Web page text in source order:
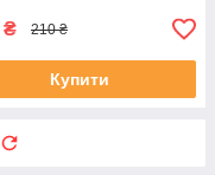
₴ 210 ₴
Купити